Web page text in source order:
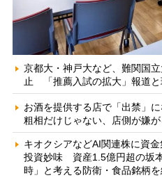
京都大・神戸大など、難関国
止 「推薦入試の拡大」報道
お酒を提供する店で「出禁」
粗相だけじゃない、店側が嫌が
キオクシアなどAI関連株に資
投資妙味 資産1.5億円超の坂
時」と考える防衛・食品銘柄